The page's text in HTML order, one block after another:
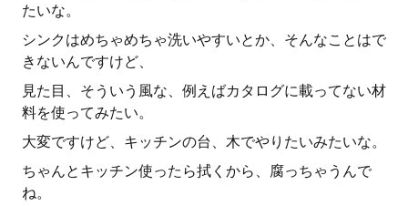
たいな。
シンクはめちゃめちゃ洗いやすいとか、そんなことはで
きないんですけど、
見た目、そういう風な、例えばカタログに載ってない材
料を使ってみたい。
大変ですけど、キッチンの台、木でやりたいみたいな。
ちゃんとキッチン使ったら拭くから、腐っちゃうんで
ね。